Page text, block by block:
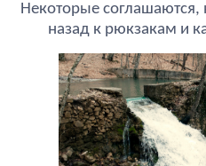
Некоторые
назад к рюкзакам и